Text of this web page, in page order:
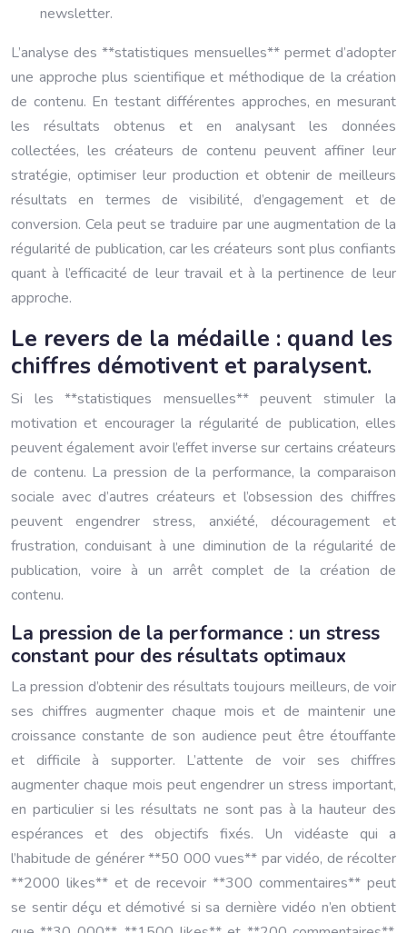
newsletter.
L’analyse des **statistiques mensuelles** permet d’adopter
une approche plus scientifique et méthodique de la création
de contenu. En testant différentes approches, en mesurant
les résultats obtenus et en analysant les données
collectées, les créateurs de contenu peuvent affiner leur
stratégie, optimiser leur production et obtenir de meilleurs
résultats en termes de visibilité, d’engagement et de
conversion. Cela peut se traduire par une augmentation de la
régularité de publication, car les créateurs sont plus confiants
quant à l’efficacité de leur travail et à la pertinence de leur
approche.
Le revers de la médaille : quand les
chiffres démotivent et paralysent.
Si les **statistiques mensuelles** peuvent stimuler la
motivation et encourager la régularité de publication, elles
peuvent également avoir l’effet inverse sur certains créateurs
de contenu. La pression de la performance, la comparaison
sociale avec d’autres créateurs et l’obsession des chiffres
peuvent engendrer stress, anxiété, découragement et
frustration, conduisant à une diminution de la régularité de
publication, voire à un arrêt complet de la création de
contenu.
La pression de la performance : un stress
constant pour des résultats optimaux
La pression d’obtenir des résultats toujours meilleurs, de voir
ses chiffres augmenter chaque mois et de maintenir une
croissance constante de son audience peut être étouffante
et difficile à supporter. L’attente de voir ses chiffres
augmenter chaque mois peut engendrer un stress important,
en particulier si les résultats ne sont pas à la hauteur des
espérances et des objectifs fixés. Un vidéaste qui a
l’habitude de générer **50 000 vues** par vidéo, de récolter
**2000 likes** et de recevoir **300 commentaires** peut
se sentir déçu et démotivé si sa dernière vidéo n’en obtient